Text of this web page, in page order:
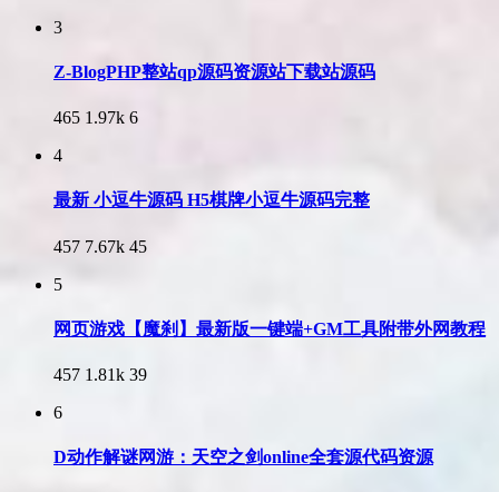
3
Z-BlogPHP整站qp源码资源站下载站源码
465 1.97k 6
4
最新 小逗牛源码 H5棋牌小逗牛源码完整
457 7.67k 45
5
网页游戏【魔刹】最新版一键端+GM工具附带外网教程
457 1.81k 39
6
D动作解谜网游：天空之剑online全套源代码资源